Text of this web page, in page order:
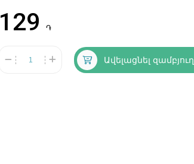
129֏
Ավելացնել զամբյուղ